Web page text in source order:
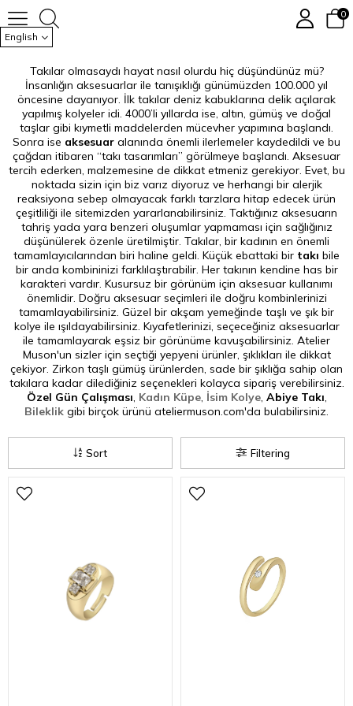
English
0
Takılar olmasaydı hayat nasıl olurdu hiç düşündünüz mü?
İnsanlığın aksesuarlar ile tanışıklığı günümüzden 100.000 yıl
öncesine dayanıyor. İlk takılar deniz kabuklarına delik açılarak
yapılmış kolyeler idi. 4000’li yıllarda ise, altın, gümüş ve doğal
taşlar gibi kıymetli maddelerden mücevher yapımına başlandı.
Sonra ise aksesuar alanında önemli ilerlemeler kaydedildi ve bu
çağdan itibaren “takı tasarımları” görülmeye başlandı. Aksesuar
tercih ederken, malzemesine de dikkat etmeniz gerekiyor. Evet, bu
noktada sizin için biz varız diyoruz ve herhangi bir alerjik
reaksiyona sebep olmayacak farklı tarzlara hitap edecek ürün
çeşitliliği ile sitemizden yararlanabilirsiniz. Taktığınız aksesuarın
tahriş yada yara benzeri oluşumlar yapmaması için sağlığınız
düşünülerek özenle üretilmiştir. Takılar, bir kadının en önemli
tamamlayıcılarından biri haline geldi. Küçük ebattaki bir takı bile
bir anda kombininizi farklılaştırabilir. Her takının kendine has bir
karakteri vardır. Kusursuz bir görünüm için aksesuar kullanımı
önemlidir. Doğru aksesuar seçimleri ile doğru kombinlerinizi
tamamlayabilirsiniz. Güzel bir akşam yemeğinde taşlı ve şık bir
kolye ile ışıldayabilirsiniz. Kıyafetlerinizi, seçeceğiniz aksesuarlar
ile tamamlayarak eşsiz bir görünüme kavuşabilirsiniz. Atelier
Muson'un sizler için seçtiği yepyeni ürünler, şıklıkları ile dikkat
çekiyor. Zirkon taşlı gümüş ürünlerden, sade bir şıklığa sahip olan
takılara kadar dilediğiniz seçenekleri kolayca sipariş verebilirsiniz.
Özel Gün Çalışması, Kadın Küpe, İsim Kolye, Abiye Takı,
Bileklik gibi birçok ürünü ateliermuson.com'da bulabilirsiniz.
Filtering
Sort